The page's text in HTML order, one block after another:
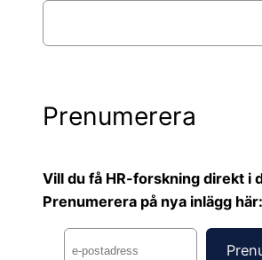
S
Prenumerera
Vill du få HR-forskning direkt i
Prenumerera på nya inlägg här: